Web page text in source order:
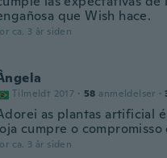
que Wish hace.
ca. 3 år siden
Tilmeldt 2017 · 58 anmeldelser ·
as plantas artificial
cumpre o
ca. 3 år siden